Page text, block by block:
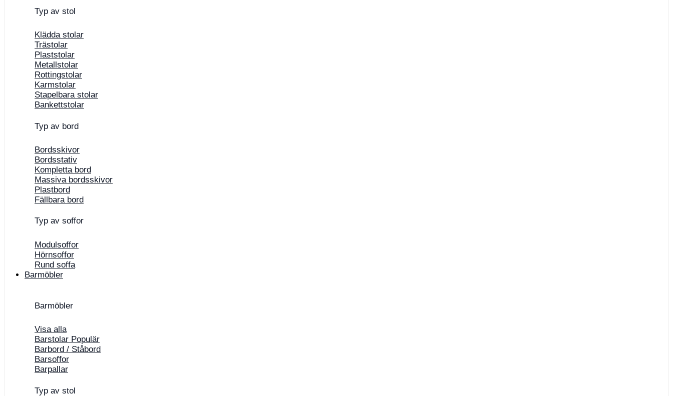
Typ av stol
Klädda stolar
Trästolar
Plaststolar
Metallstolar
Rottingstolar
Karmstolar
Stapelbara stolar
Bankettstolar
Typ av bord
Bordsskivor
Bordsstativ
Kompletta bord
Massiva bordsskivor
Plastbord
Fällbara bord
Typ av soffor
Modulsoffor
Hörnsoffor
Rund soffa
Barmöbler
Barmöbler
Visa alla
Barstolar
Barbord / Ståbord
Barsoffor
Barpallar
Typ av stol